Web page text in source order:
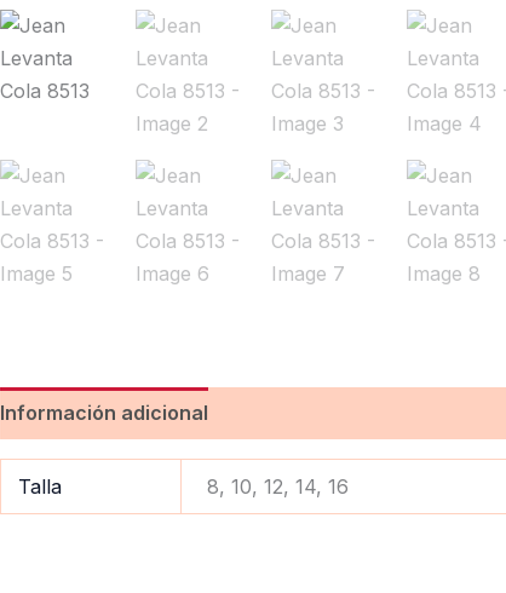
Información adicional
Talla 8, 10, 12, 14, 16